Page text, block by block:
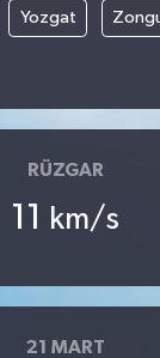
Yozgat
RÜZGAR
11 km/s
21 MART